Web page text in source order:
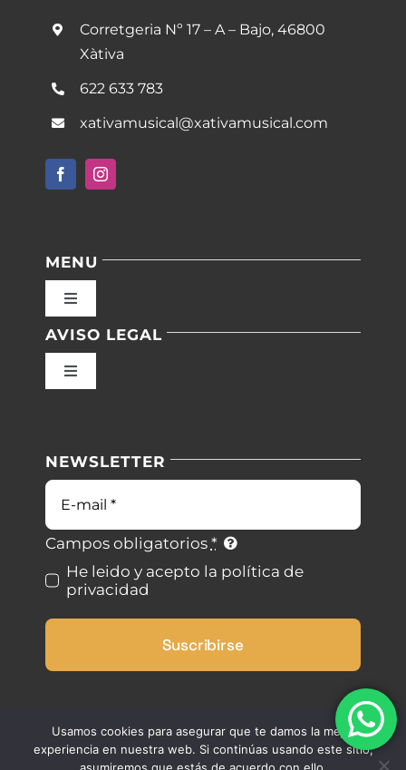
Corretgeria Nº 17 – A – Bajo, 46800
Xàtiva
622 633 783
xativamusical@xativamusical.com
MENU
Toggle
Inicio
Blog
Contacto
AVISO LEGAL
Toggle
Condiciones de uso
Ley de cookies
Desistimiento
NEWSLETTER
Correo
electrónico
Campos obligatorios *
He leido y acepto la política de
privacidad
Suscribirse
Usamos cookies para asegurar que te damos la mejor
experiencia en nuestra web. Si continúas usando este sitio,